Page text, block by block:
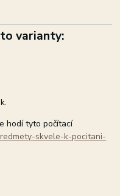
varianty:
hodí tyto počítací
skvele-k-pocitani-